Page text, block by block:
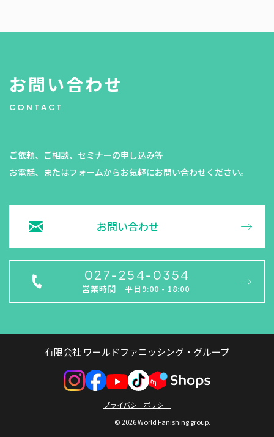
お問い合わせ
CONTACT
ご依頼、ご相談、セミナーの申し込み等
お電話、またはフォームからお気軽にお問い合わせください。
お問い合わせ
027-254-0354
営業時間 平日9:00 - 18:00
有限会社 ワールドファニッシング・グループ
プライバシーポリシー
© 2026 World Fanishing group.